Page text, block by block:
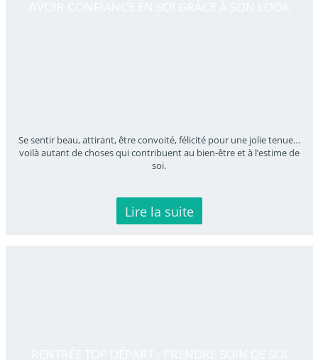
Se sentir beau, attirant, être convoité, félicité pour une jolie tenue…
voilà autant de choses qui contribuent au bien-être et à l’estime de
soi.
Lire la suite